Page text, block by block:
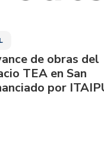
de obras del
TEA en San
por